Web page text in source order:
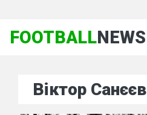
FOOTBALLNEWS
Віктор Санєєв